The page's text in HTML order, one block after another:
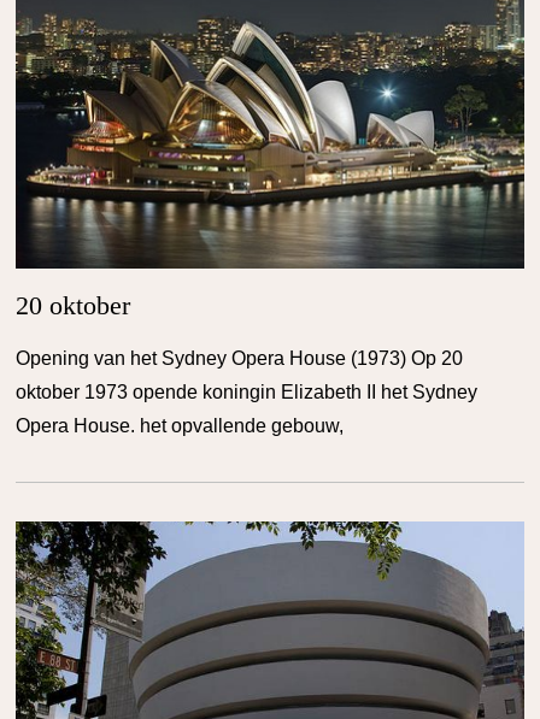
20 oktober
Opening van het Sydney Opera House (1973) Op 20
oktober 1973 opende koningin Elizabeth II het Sydney
Opera House. het opvallende gebouw,